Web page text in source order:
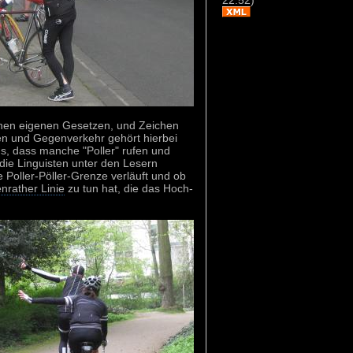
eigenen Gesetzen, und Zeichen
und Gegenverkehr gehört hierbei
dass manche "Poller" rufen und
Linguisten unter den Lesern
Poller-Pöller-Grenze verläuft und ob
Linie zu tun hat, die das Hoch-